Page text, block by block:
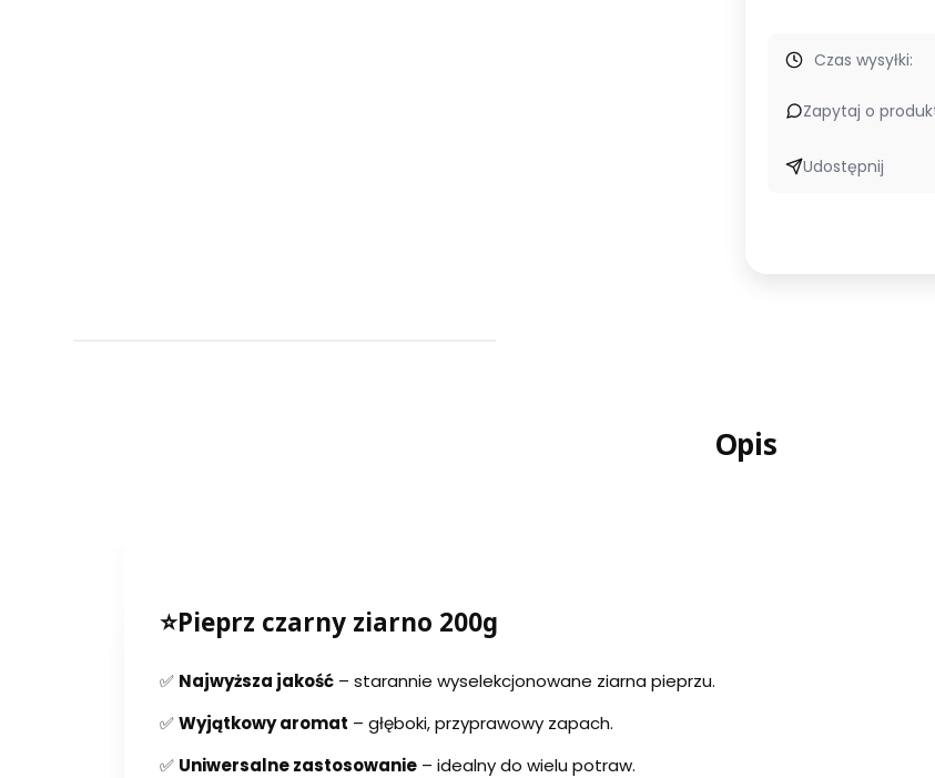
Czas wysyłki:
Zapytaj o
Udostępnij
Opis
⭐Pieprz czarny ziarno 200g
✅ Najwyższa jakość – starannie wyselekcjonowane ziarna pieprzu.
✅Wyjątkowy aromat – głęboki, przyprawowy zapach.
✅ Uniwersalne zastosowanie – idealny do wielu potraw.